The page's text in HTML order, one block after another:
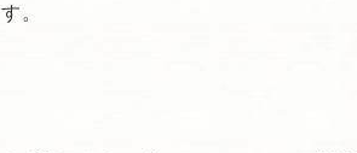
す。